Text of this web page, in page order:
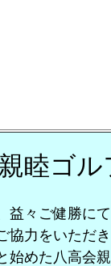
ゴル
々ご健勝に
協力をいただ
始めた八高会